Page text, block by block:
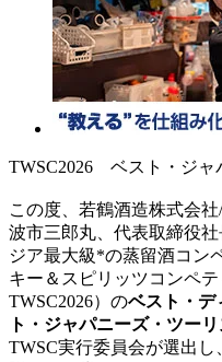
TWSC2026 ベスト・ジャ
この度、若鶴酒造株式会
波市三郎丸、代表取締役
ジア最大級*の蒸留酒コン
キー＆スピリッツコンペテ
TWSC2026）のベスト・デ
ト・ジャパニーズ・ツー
TWSC実行委員会が選出